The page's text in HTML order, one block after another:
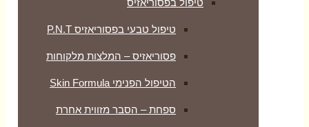
טיפול בפסוריאזיס
טיפול טבעי בפסוריאזיס P.N.T
פסוריאזיס – המלצות מלקוחות
הטיפול הפנימי Skin Formula
ספחת – הסבר מזווית אחרת